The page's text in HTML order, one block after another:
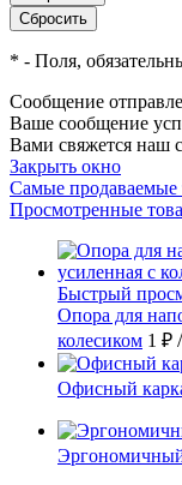
* - Поля,
Сообщение
Ваше сообщение
Вами свяжется наш
Закрыть окно
Самые продаваемые
Просмотренные
Быстрый
Опора для
колесиком 1 ₽
Офисный